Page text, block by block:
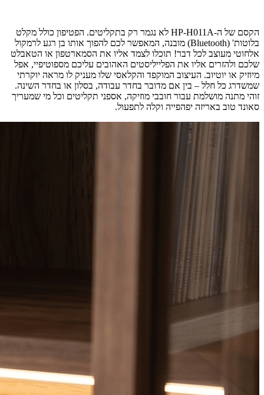
הקסם של ה-HP-H011A לא נגמר רק בתקליטים. הפטיפון כולל מקלט
בלוטות' (Bluetooth) מובנה, המאפשר לכם להפוך אותו בן רגע לרמקול
אלחוטי מעוצב לכל דבר! תוכלו לצמד אליו את הסמארטפון או הטאבלט
שלכם ולהזרים אליו את הפלייליסטים האהובים עליכם מספוטיפיי, אפל
מיוזיק או יוטיוב. העיצוב המוקפד והקלאסי שלו מעניק לו מראה יוקרתי
שמשדרג כל חלל – בין אם מדובר בחדר עבודה, בסלון או בחדר השינה.
זוהי מתנה מושלמת עבור חובבי מוזיקה, אספני תקליטים וכל מי שמעריך
סאונד טוב באריזה יפהפייה וקלה לתפעול.